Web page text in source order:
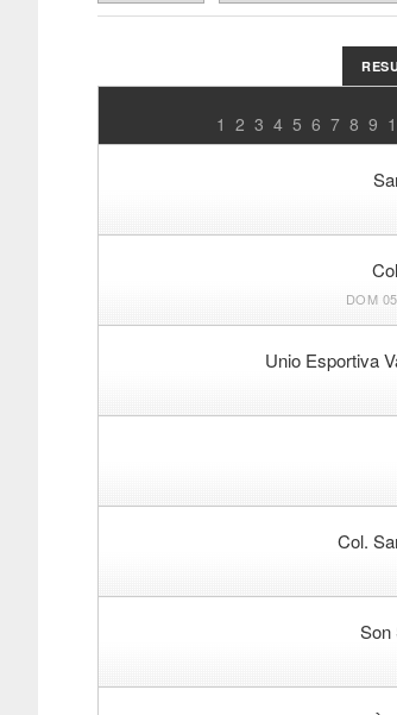
1 2 3 4 5 6 7 8 9
DOM
Unio Esportiva
Col.
Son